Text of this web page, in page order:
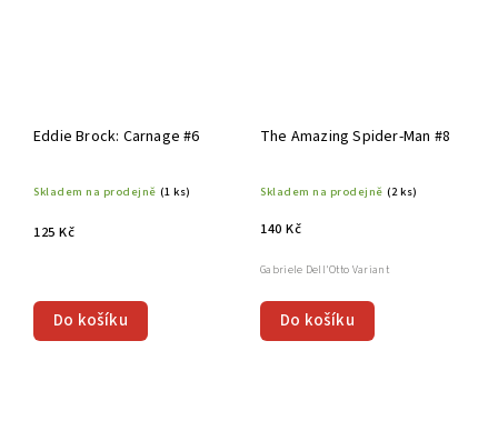
Eddie Brock: Carnage #6
Skladem na prodejně (1 ks)
125 Kč
Do košíku
The Amazing Spider-Man #8
Skladem na prodejně (2 ks)
140 Kč
Do košíku
Gabriele Dell'Otto Variant